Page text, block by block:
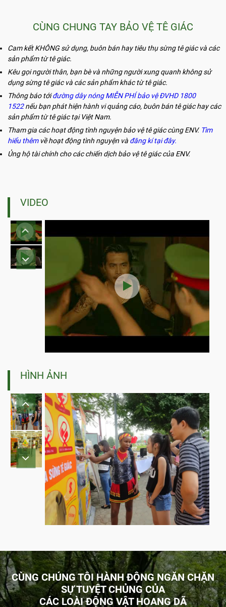
CÙNG CHUNG TAY BẢO VỆ TÊ GIÁC
Cam kết KHÔNG sử dụng, buôn bán hay tiêu thụ sừng tê giác và các
sản phẩm từ tê giác.
Kêu gọi người thân, bạn bè và những người xung quanh không sử
dụng sừng tê giác và các sản phẩm khác từ tê giác.
Thông báo tớiđường dây nóng MIỄN PHÍ bảo vệ ĐVHD 1800
1522nếu bạn phát hiện hành vi quảng cáo, buôn bán tê giác hay các
sản phẩm từ tê giác tại Việt Nam.
Tham gia các hoạt động tình nguyện bảo vệ tê giác cùng ENV. Tìm
hiểu thêm về hoạt động tình nguyện và đăng kí tại đây.
Ủng hộ tài chính cho các chiến dịch bảo vệ tê giác của ENV.
VIDEO
HÌNH ẢNH
CÙNG CHÚNG TÔI HÀNH ĐỘNG NGĂN CHẶN
SỰ TUYỆT CHỦNG CỦA
CÁC LOÀI ĐỘNG VẬT HOANG DÃ